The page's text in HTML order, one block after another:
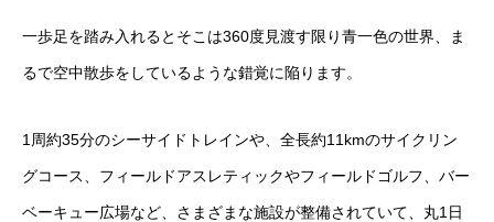
一歩足を踏み入れるとそこは360度見渡す限り青一色の世界、ま
るで空中散歩をしているような錯覚に陥ります。
1周約35分のシーサイドトレインや、全長約11kmのサイクリン
グコース、フィールドアスレティックやフィールドゴルフ、バー
ベーキュー広場など、さまざまな施設が整備されていて、丸1日